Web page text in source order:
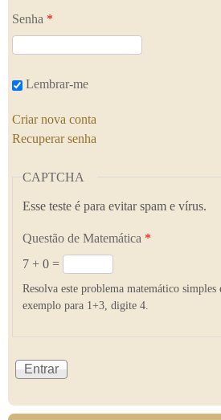
Senha *
Lembrar-me
Criar nova conta
Recuperar senha
CAPTCHA
Esse teste é para evitar spam e vírus.
Questão de Matemática *
7 + 0 =
Resolva este problema matemático
exemplo para 1+3, digite 4.